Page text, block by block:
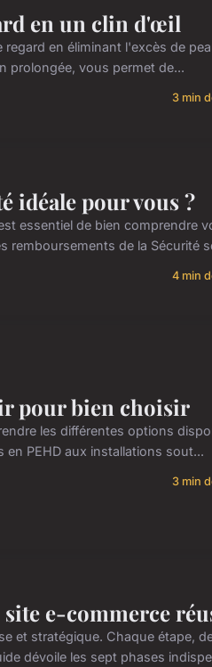
en un clin d'œil
en éliminant l'excès de
prolongée, vous permet de...
3 min
idéale pour vous ?
essentiel de bien comprendre
remboursements de la Sécurité
4 min
pour bien choisir
les différentes options
en PEHD aux installations sout...
3 min
site e-commerce
et stratégique. Chaque étape,
dévoile les sept phases